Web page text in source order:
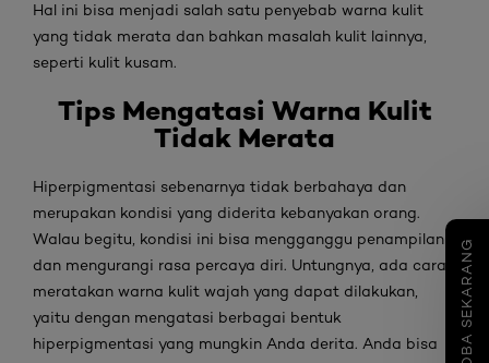
COBA SEKARANG
Hal ini bisa menjadi salah satu penyebab warna kulit
yang tidak merata dan bahkan masalah kulit lainnya,
seperti kulit kusam.
Tips Mengatasi Warna Kulit
Tidak Merata
Hiperpigmentasi sebenarnya tidak berbahaya dan
merupakan kondisi yang diderita kebanyakan orang.
Walau begitu, kondisi ini bisa mengganggu penampilan
dan mengurangi rasa percaya diri. Untungnya, ada cara
meratakan warna kulit wajah yang dapat dilakukan,
yaitu dengan mengatasi berbagai bentuk
hiperpigmentasi yang mungkin Anda derita. Anda bisa